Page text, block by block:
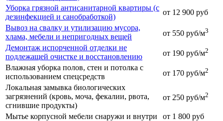
Уборка грязной антисанитарной квартиры (с
дезинфекцией и санобработкой)
от 12 900 руб
Вывоз на свалку и утилизацию мусора,
хлама, мебели и непригодных вещей
от 550 руб/м3
Демонтаж испорченной отделки не
подлежащей очистке и восстановлению
от 190 руб/м2
Влажная уборка полов, стен и потолка с
использованием спецсредств
от 170 руб/м2
Локальная замывка биологических
загрязнений (кровь, моча, фекалии, рвота,
сгнившие продукты)
от 250 руб/м2
Мытье корпусной мебели снаружи и внутри
от 1 800 руб